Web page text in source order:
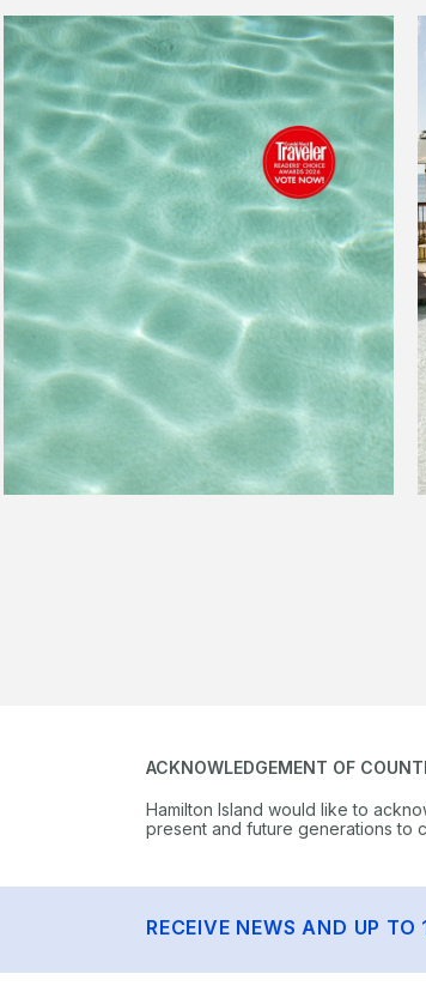
ACKNOWLEDGEMENT OF
Hamilton Island would like to
present and future generations to
RECEIVE NEWS AND UP